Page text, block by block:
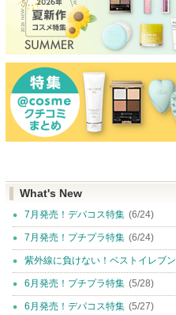
What's New
7月発売！デパコス特集 (6/24)
7月発売！プチプラ特集 (6/24)
紫外線に負けない！ベストイレブン
6月発売！プチプラ特集 (5/28)
6月発売！デパコス特集 (5/27)